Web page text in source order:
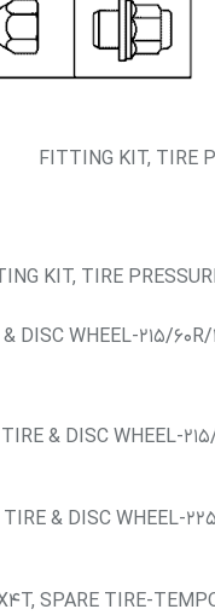
لوازم موتوری کرولا
لوازم موتوری
FITTING KIT, TIRE
KIT, TIRE
DISC WHEEL-215/
& DISC WHEEL-
TIRE & DISC WHEEL-
SPARE TIRE-